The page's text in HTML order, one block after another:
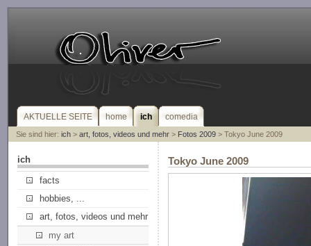
AKTUELLE SEITE home ich comedia
Sie sind hier: ich> art, fotos, videos und mehr> Fotos 2009> Tokyo June 2009
ich
facts
hobbies, ...
art, fotos, videos und mehr
my art
Tokyo June 2009